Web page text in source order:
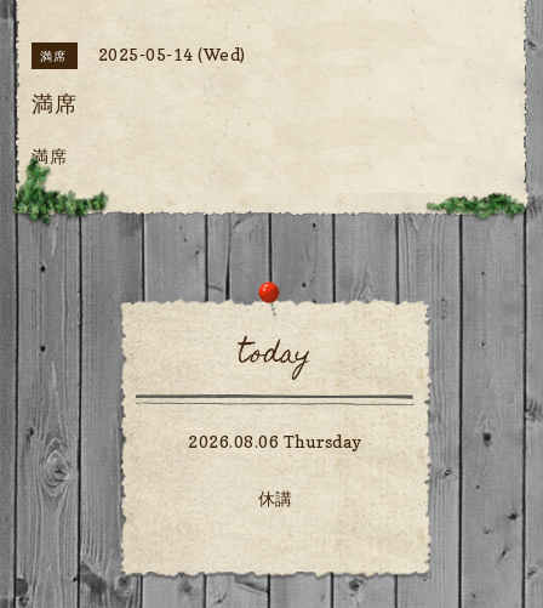
満席 2025-05-14 (Wed)
満席
満席
today
2026.08.06 Thursday
休講